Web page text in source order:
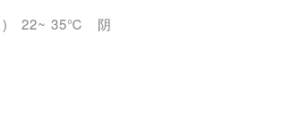
) 22~ 35℃ 阴